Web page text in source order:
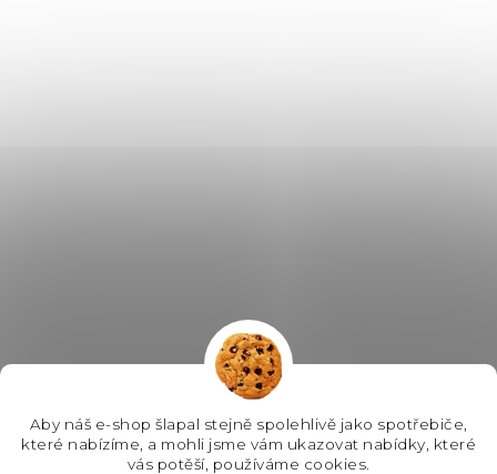
Aby náš e-shop šlapal stejně spolehlivě jako spotřebiče,
které nabízíme, a mohli jsme vám ukazovat nabídky, které
vás potěší, používáme cookies.